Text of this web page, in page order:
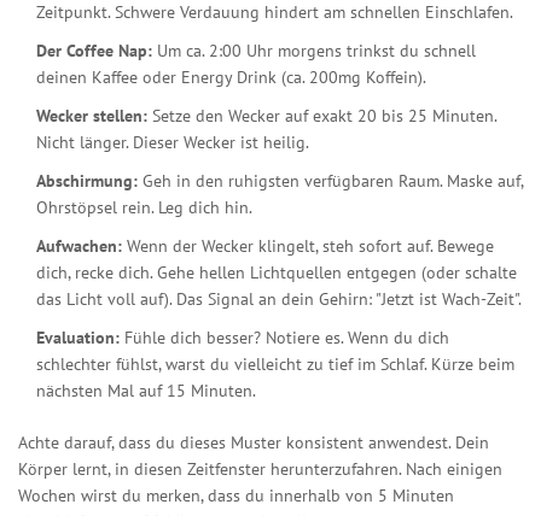
Zeitpunkt. Schwere Verdauung hindert am schnellen Einschlafen.
Der Coffee Nap: Um ca. 2:00 Uhr morgens trinkst du schnell
deinen Kaffee oder Energy Drink (ca. 200mg Koffein).
Wecker stellen: Setze den Wecker auf exakt 20 bis 25 Minuten.
Nicht länger. Dieser Wecker ist heilig.
Abschirmung: Geh in den ruhigsten verfügbaren Raum. Maske auf,
Ohrstöpsel rein. Leg dich hin.
Aufwachen: Wenn der Wecker klingelt, steh sofort auf. Bewege
dich, recke dich. Gehe hellen Lichtquellen entgegen (oder schalte
das Licht voll auf). Das Signal an dein Gehirn: "Jetzt ist Wach-Zeit".
Evaluation: Fühle dich besser? Notiere es. Wenn du dich
schlechter fühlst, warst du vielleicht zu tief im Schlaf. Kürze beim
nächsten Mal auf 15 Minuten.
Achte darauf, dass du dieses Muster konsistent anwendest. Dein
Körper lernt, in diesen Zeitfenster herunterzufahren. Nach einigen
Wochen wirst du merken, dass du innerhalb von 5 Minuten